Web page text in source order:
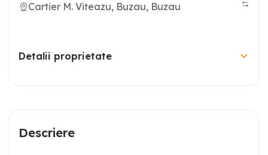
Cartier M. Viteazu, Buzau, Buzau
Detalii proprietate
Descriere